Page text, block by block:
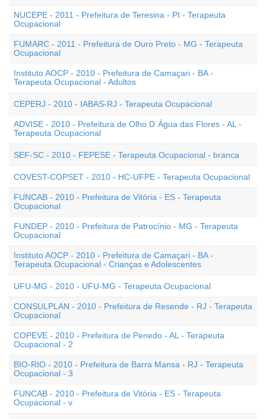
NUCEPE - 2011 - Prefeitura de Teresina - PI - Terapeuta
Ocupacional
FUMARC - 2011 - Prefeitura de Ouro Preto - MG - Terapeuta
Ocupacional
Instituto AOCP - 2010 - Prefeitura de Camaçari - BA -
Terapeuta Ocupacional - Adultos
CEPERJ - 2010 - IABAS-RJ - Terapeuta Ocupacional
ADVISE - 2010 - Prefeitura de Olho D`Água das Flores - AL -
Terapeuta Ocupacional
SEF-SC - 2010 - FEPESE - Terapeuta Ocupacional - branca
COVEST-COPSET - 2010 - HC-UFPE - Terapeuta Ocupacional
FUNCAB - 2010 - Prefeitura de Vitória - ES - Terapeuta
Ocupacional
FUNDEP - 2010 - Prefeitura de Patrocínio - MG - Terapeuta
Ocupacional
Instituto AOCP - 2010 - Prefeitura de Camaçari - BA -
Terapeuta Ocupacional - Crianças e Adolescentes
UFU-MG - 2010 - UFU-MG - Terapeuta Ocupacional
CONSULPLAN - 2010 - Prefeitura de Resende - RJ - Terapeuta
Ocupacional
COPEVE - 2010 - Prefeitura de Penedo - AL - Terapeuta
Ocupacional - 2
BIO-RIO - 2010 - Prefeitura de Barra Mansa - RJ - Terapeuta
Ocupacional - 3
FUNCAB - 2010 - Prefeitura de Vitória - ES - Terapeuta
Ocupacional - v